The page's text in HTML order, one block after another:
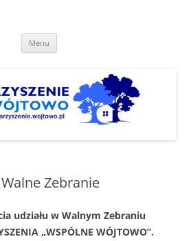
Wójtowo"
Menu
Zebranie
udziału w Walnym Zebraniu
„WSPÓLNE WÓJTOWO”.